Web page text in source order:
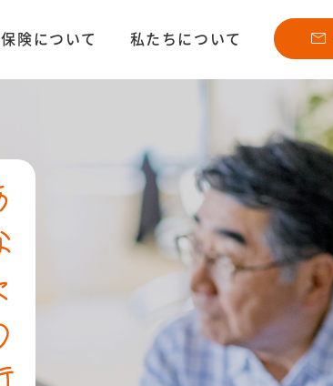
保険について 私たちについて